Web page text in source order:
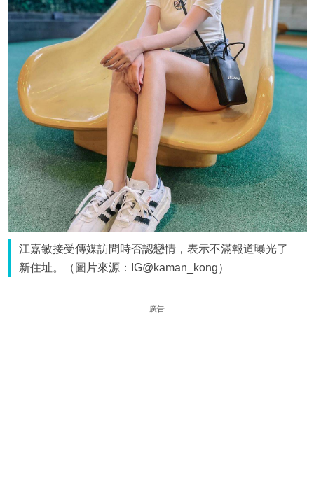
江嘉敏接受傳媒訪問時否認戀情，表示不滿報道曝光了
新住址。（圖片來源：IG@kaman_kong）
廣告